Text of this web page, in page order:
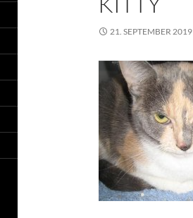
21. SEPTEMBER 2019